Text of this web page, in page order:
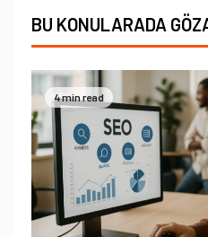
BU KONULARADA
4 min read